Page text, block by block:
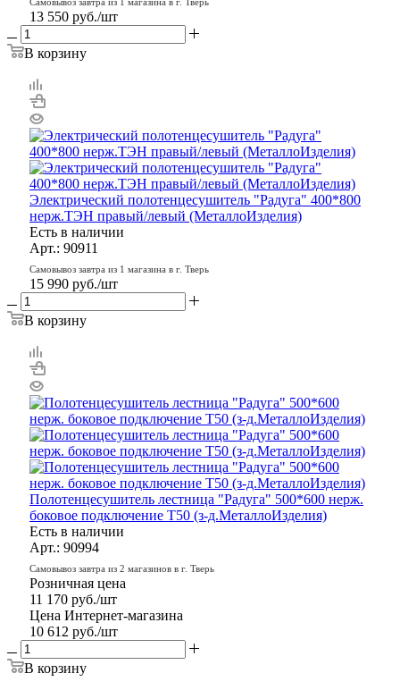
13 550 руб./шт
В корзину
Электрический полотенцесушитель "Радуга" 400*800
нерж.ТЭН правый/левый (МеталлоИзделия)
Есть в наличии
Арт.: 90911
Самовывоз завтра из 1 магазина в г. Тверь
15 990 руб./шт
В корзину
Полотенцесушитель лестница "Радуга" 500*600 нерж.
боковое подключение Т50 (з-д.МеталлоИзделия)
Есть в наличии
Арт.: 90994
Самовывоз завтра из 2 магазинов в г. Тверь
Розничная цена
11 170 руб./шт
Цена Интернет-магазина
10 612 руб./шт
В корзину